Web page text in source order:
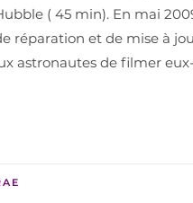
( 45 min). En mai
réparation et de mise à
astronautes de filmer